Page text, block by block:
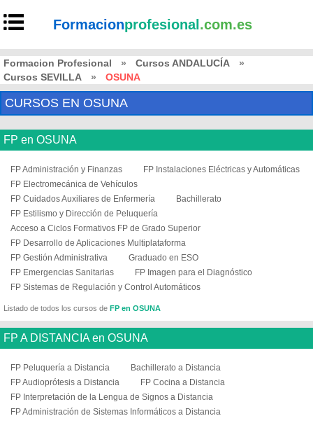
Formacionprofesional .com.es
Formacion Profesional » Cursos ANDALUCÍA
»
Cursos SEVILLA
» OSUNA
CURSOS EN OSUNA
FP en OSUNA
FP Administración y Finanzas
FP Instalaciones Eléctricas y Automáticas
FP Electromecánica de Vehículos
FP Cuidados Auxiliares de Enfermería
Bachillerato
FP Estilismo y Dirección de Peluquería
Acceso a Ciclos Formativos FP de Grado Superior
FP Desarrollo de Aplicaciones Multiplataforma
FP Gestión Administrativa
Graduado en ESO
FP Emergencias Sanitarias
FP Imagen para el Diagnóstico
FP Sistemas de Regulación y Control Automáticos
Listado de todos los cursos de FP en OSUNA
FP A DISTANCIA en OSUNA
FP Peluquería a Distancia
Bachillerato a Distancia
FP Audioprótesis a Distancia
FP Cocina a Distancia
FP Interpretación de la Lengua de Signos a Distancia
FP Administración de Sistemas Informáticos a Distancia